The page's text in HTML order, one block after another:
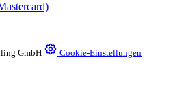
GmbH Cookie-Einstellungen